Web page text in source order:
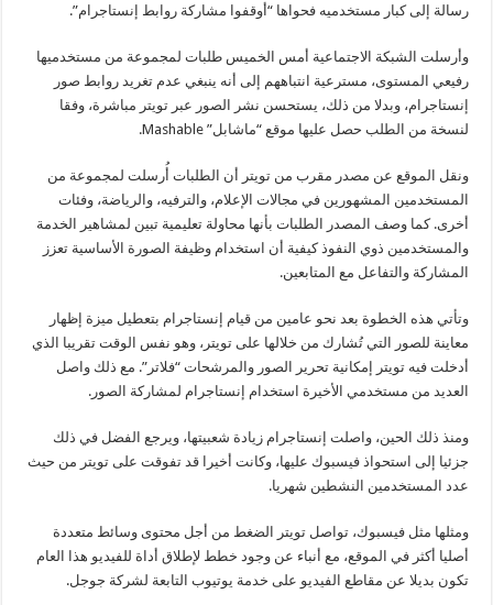
رسالة إلى كبار مستخدميه فحواها “أوقفوا مشاركة روابط إنستاجرام”.
وأرسلت الشبكة الاجتماعية أمس الخميس طلبات لمجموعة من مستخدميها
رفيعي المستوى، مسترعية انتباههم إلى أنه ينبغي عدم تغريد روابط صور
إنستاجرام، وبدلا من ذلك، يستحسن نشر الصور عبر تويتر مباشرة، وفقا
لنسخة من الطلب حصل عليها موقع “ماشابل” Mashable.
ونقل الموقع عن مصدر مقرب من تويتر أن الطلبات أُرسلت لمجموعة من
المستخدمين المشهورين في مجالات الإعلام، والترفيه، والرياضة، وفئات
أخرى. كما وصف المصدر الطلبات بأنها محاولة تعليمية تبين لمشاهير الخدمة
والمستخدمين ذوي النفوذ كيفية أن استخدام وظيفة الصورة الأساسية تعزز
المشاركة والتفاعل مع المتابعين.
وتأتي هذه الخطوة بعد نحو عامين من قيام إنستاجرام بتعطيل ميزة إظهار
معاينة للصور التي تُشارك من خلالها على تويتر، وهو نفس الوقت تقريبا الذي
أدخلت فيه تويتر إمكانية تحرير الصور والمرشحات “فلاتر”. مع ذلك واصل
العديد من مستخدمي الأخيرة استخدام إنستاجرام لمشاركة الصور.
ومنذ ذلك الحين، واصلت إنستاجرام زيادة شعبيتها، ويرجع الفضل في ذلك
جزئيا إلى استحواذ فيسبوك عليها، وكانت أخيرا قد تفوقت على تويتر من حيث
عدد المستخدمين النشطين شهريا.
ومثلها مثل فيسبوك، تواصل تويتر الضغط من أجل محتوى وسائط متعددة
أصليا أكثر في الموقع، مع أنباء عن وجود خطط لإطلاق أداة للفيديو هذا العام
تكون بديلا عن مقاطع الفيديو على خدمة يوتيوب التابعة لشركة جوجل.